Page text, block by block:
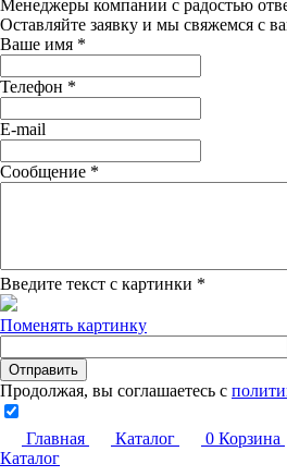
Менеджеры компании с радостью
Оставляйте заявку и мы свяжемся с
Ваше имя *
Телефон *
E-mail
Сообщение *
Введите текст с картинки *
Поменять картинку
Продолжая, вы соглашаетесь с
Главная Каталог 0 Корзина
Каталог